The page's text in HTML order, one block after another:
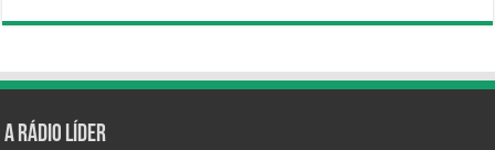
A Rádio Líder